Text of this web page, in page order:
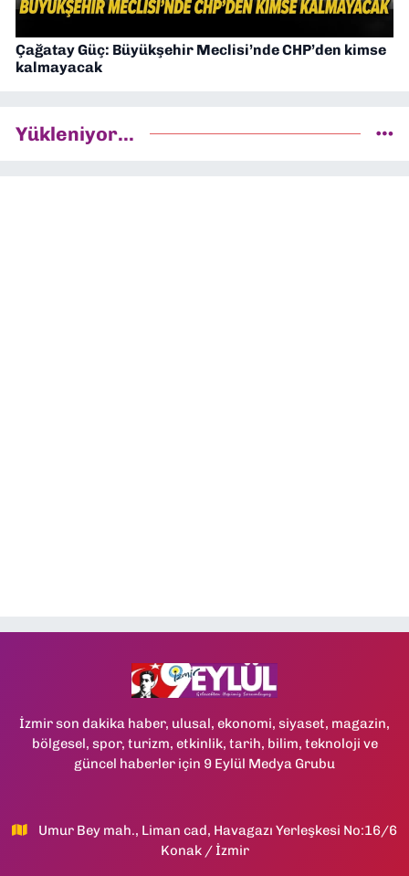
Çağatay Güç: Büyükşehir Meclisi’nde CHP’den kimse
kalmayacak
Yükleniyor...
İzmir son dakika haber, ulusal, ekonomi, siyaset, magazin,
bölgesel, spor, turizm, etkinlik, tarih, bilim, teknoloji ve
güncel haberler için 9 Eylül Medya Grubu
Umur Bey mah., Liman cad, Havagazı Yerleşkesi No:16/6
Konak / İzmir